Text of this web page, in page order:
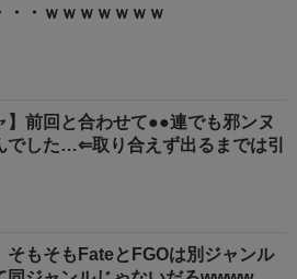
・・ｗｗｗｗｗｗｗ
】前回と合わせて●●連でも邪ンヌ
でした…⇐取り合えず出るまでは引
そもそもFateとFGOは別ジャンル